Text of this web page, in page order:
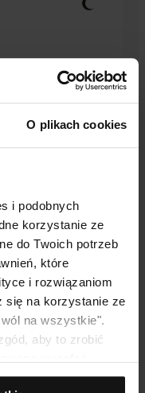
O plikach cookies
i podobnych
korzystanie ze
do Twoich potrzeb
które
i rozwiązaniom
się na korzystanie ze
na wszystkie".
aby to zrobić
usuwając je
Z Melatoniną I